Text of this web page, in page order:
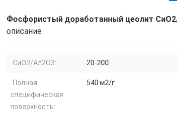
Фосфористый доработанный цеолит
описание
СиО2/Ал2О3: 20-200
Полная
специфическая
поверхность:
540 м2/г